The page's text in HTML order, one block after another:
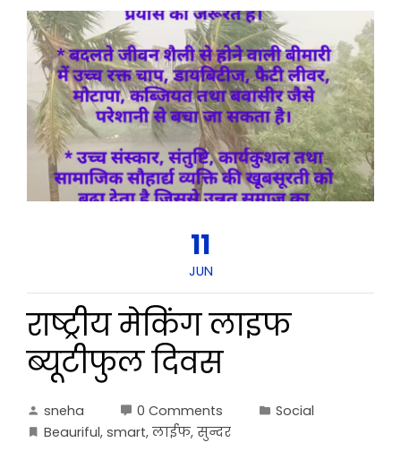
11
JUN
राष्ट्रीय मेकिंग लाइफ
ब्यूटीफुल दिवस
sneha 0 Comments
Social
Beauriful, smart, लाईफ, सुन्दर